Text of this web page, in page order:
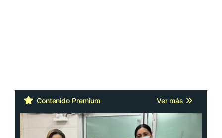
Contenido Premium Ver más